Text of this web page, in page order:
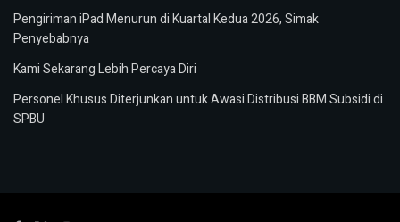
Pengiriman iPad Menurun di Kuartal Kedua 2026, Simak
Penyebabnya
Kami Sekarang Lebih Percaya Diri
Personel Khusus Diterjunkan untuk Awasi Distribusi BBM Subsidi di
SPBU